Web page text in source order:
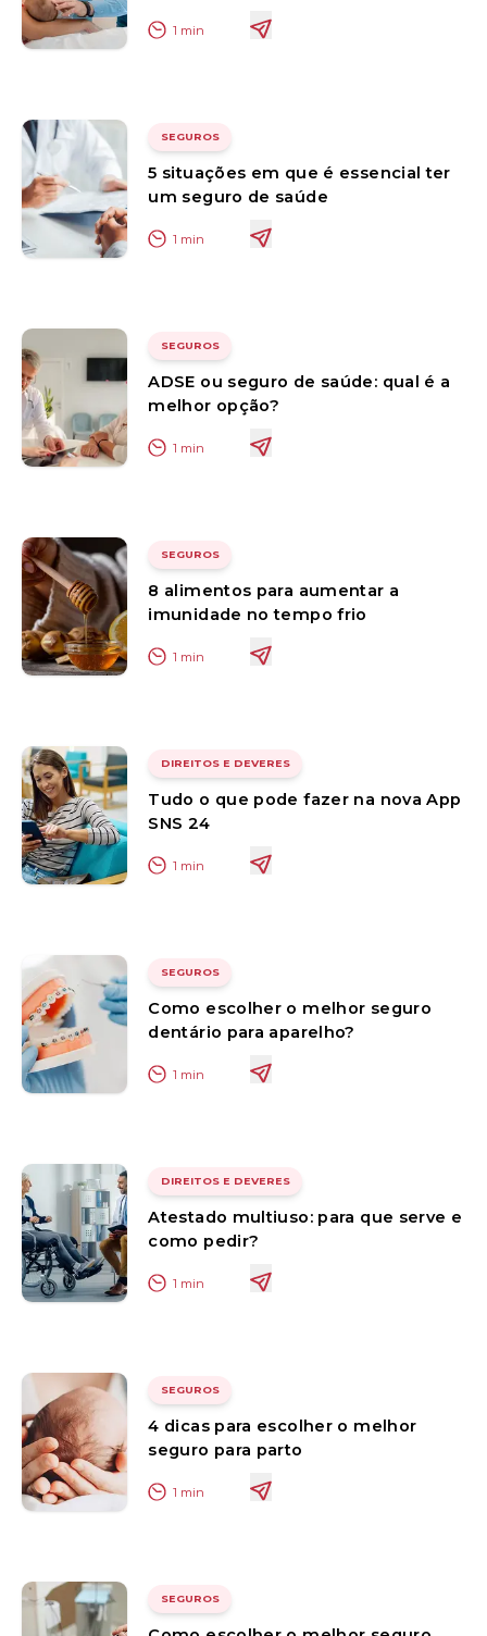
1 min
SEGUROS
5 situações em que é essencial ter
um seguro de saúde
1 min
SEGUROS
ADSE ou seguro de saúde: qual é a
melhor opção?
1 min
SEGUROS
8 alimentos para aumentar a
imunidade no tempo frio
1 min
DIREITOS E DEVERES
Tudo o que pode fazer na nova App
SNS 24
1 min
SEGUROS
Como escolher o melhor seguro
dentário para aparelho?
1 min
DIREITOS E DEVERES
Atestado multiuso: para que serve e
como pedir?
1 min
SEGUROS
4 dicas para escolher o melhor
seguro para parto
1 min
SEGUROS